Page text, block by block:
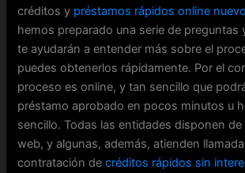
créditos y préstamos rápidos online
hemos preparado una serie de preguntas
te ayudarán a entender más sobre el
puedes obtenerlos rápidamente. Por el
proceso es online, y tan sencillo que
préstamo aprobado en pocos minutos u
sencillo. Todas las entidades disponen
web, y algunas, además, atienden
contratación decréditos rápidos sin